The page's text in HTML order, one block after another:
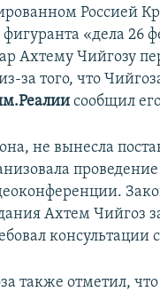
Россией
«дела 26
Ахтему Чийгозу
за того, что
сообщил
не вынесла
Ахтем Чийгоз
консультации
также отметил,